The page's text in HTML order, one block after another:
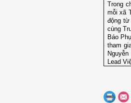
Trong
mỗi xã
động
cùng
Báo
tham
Lead